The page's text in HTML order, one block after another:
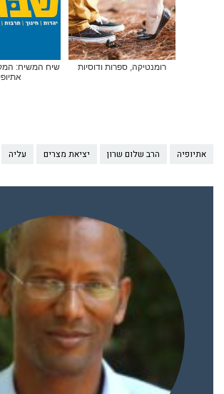
רומנטיקה, ספרות ודוסיות
שיח המשיח:
אתיופיה הרב שלום שרון יציאת מצרים עליה